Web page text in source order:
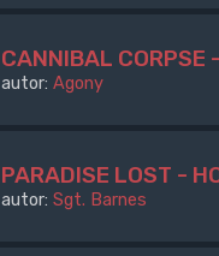
CANNIBAL
autor: Agony
PARADISE LOST -
autor: Sgt. Barnes